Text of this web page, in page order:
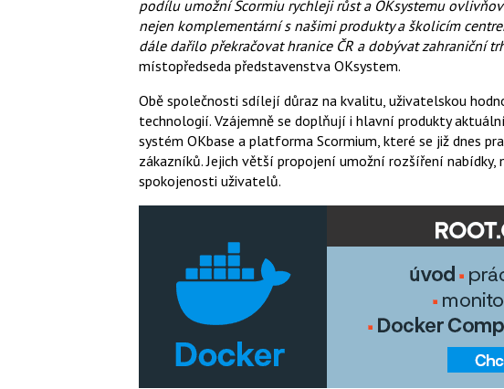
podílu umožní Scormiu rychleji růst a OKsystemu
nejen komplementární s našimi produkty a školicím
dále dařilo překračovat hranice ČR a dobývat zahraniční
místopředseda představenstva OKsystem.
Obě společnosti sdílejí důraz na kvalitu, uživatelskou
technologií. Vzájemně se doplňují i hlavní produkty
systém OKbase a platforma Scormium, které se již dnes
zákazníků. Jejich větší propojení umožní rozšíření nabídky,
spokojenosti uživatelů.